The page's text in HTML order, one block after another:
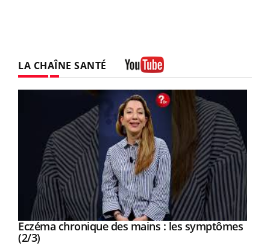
LA CHAÎNE SANTÉ
Youtube
Eczéma chronique des mains : les symptômes
(2/3)Youtube